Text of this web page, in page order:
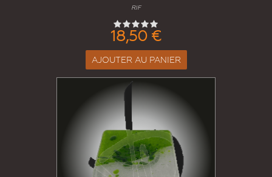
RIF
18,50 €
AJOUTER AU PANIER